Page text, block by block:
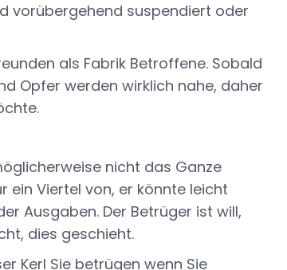
vorübergehend suspendiert oder
als Fabrik Betroffene. Sobald
Opfer werden wirklich nahe, daher
nicht das Ganze
ein Viertel von, er könnte leicht
Ausgaben. Der Betrüger ist will,
dies geschieht.
Kerl Sie betrügen wenn Sie